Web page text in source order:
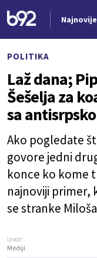
Najnovije
POLITIKA
Laž dana;
Šešelja za
sa
Ako pogledate
govore jedni
konce ko kome
najnoviji primer,
se stranke
Izvor:
Mediji